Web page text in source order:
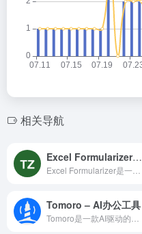
相关导航
Excel Formularizer – AI办公工具
Tomoro – AI办公工具